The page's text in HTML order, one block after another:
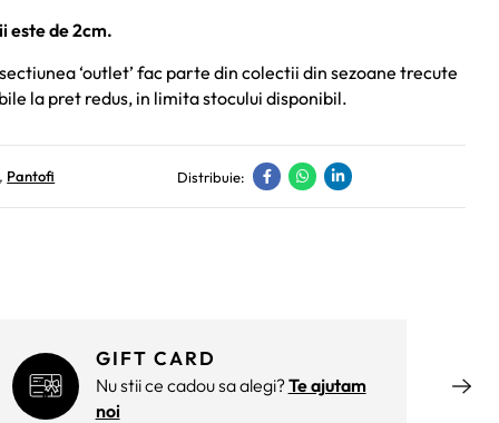
este de 2cm.
‘outlet’ fac parte din colectii din sezoane trecute
la pret redus, in limita stocului disponibil.
, Pantofi Distribuie:
GIFT CARD
Nu stii ce cadou sa alegi?Te ajutam
noi